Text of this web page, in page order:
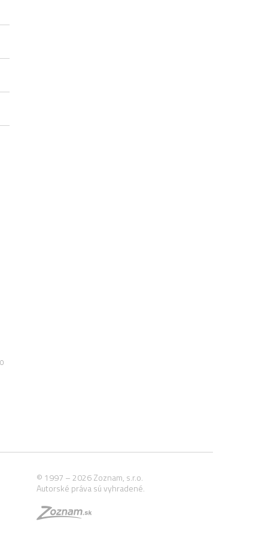
© 1997 – 2026 Zoznam, s.r.o.
Autorské práva sú vyhradené.